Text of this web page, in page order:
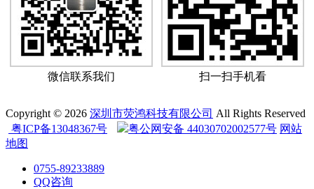
微信联系我们 扫一扫手机看
Copyright © 2026 深圳市荧鸿科技有限公司 All Rights Reserved
粤ICP备13048367号
粤公网安备 44030702002577号 网站
地图
0755-89233889
QQ咨询